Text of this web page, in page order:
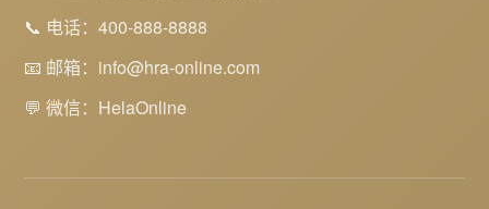
📞 电话：400-888-8888
📧 邮箱：info@hra-online.com
💬 微信：HelaOnline